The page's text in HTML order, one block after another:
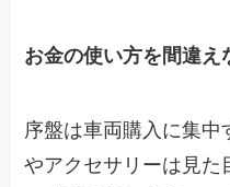
お金の使い方を間違え
序盤は車両購入に集中
やアクセサリーは見た